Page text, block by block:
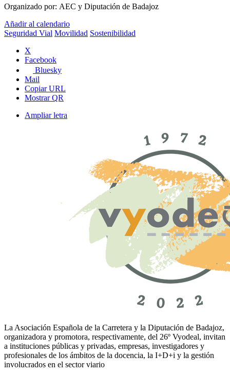
Organizado por: AEC y Diputación de Badajoz
Añadir al calendario
Seguridad Vial Movilidad Sostenibilidad
X
Facebook
Bluesky
Mail
Copiar URL
Mostrar QR
Ampliar letra
La Asociación Española de la Carretera y la Diputación de Badajoz,
organizadora y promotora, respectivamente, del 26º Vyodeal, invitan
a instituciones públicas y privadas, empresas, investigadores y
profesionales de los ámbitos de la docencia, la I+D+i y la gestión
involucrados en el sector viario